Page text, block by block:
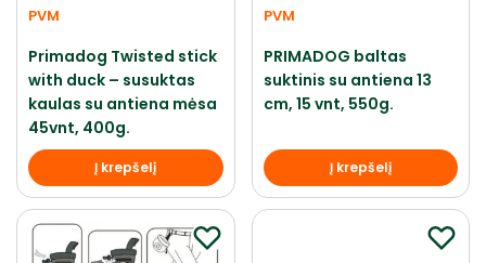
PVM
Primadog Twisted stick
with duck – susuktas
kaulas su antiena mėsa
45vnt, 400g.
Į krepšelį
PVM
PRIMADOG baltas
suktinis su antiena 13
cm, 15 vnt, 550g.
Į krepšelį